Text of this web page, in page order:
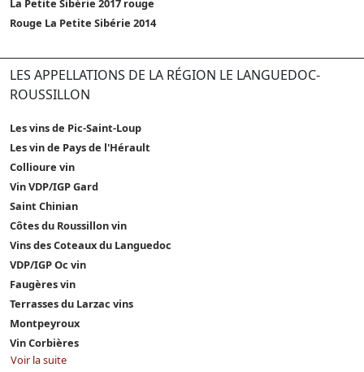
La Petite Sibérie 2017 rouge
Rouge La Petite Sibérie 2014
LES APPELLATIONS DE LA RÉGION LE LANGUEDOC-
ROUSSILLON
Les vins de Pic-Saint-Loup
Les vin de Pays de l'Hérault
Collioure vin
Vin VDP/IGP Gard
Saint Chinian
Côtes du Roussillon vin
Vins des Coteaux du Languedoc
VDP/IGP Oc vin
Faugères vin
Terrasses du Larzac vins
Montpeyroux
Vin Corbières
Voir la suite